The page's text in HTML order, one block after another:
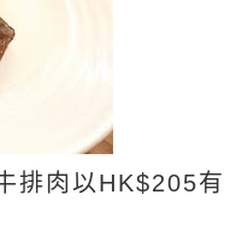
排肉以HK$205有